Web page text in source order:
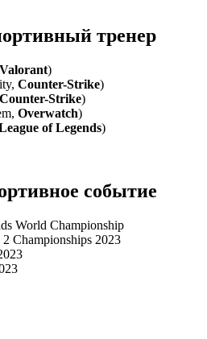
тренер
Valorant)
Counter-Strike)
Counter-Strike)
Overwatch)
of Legends)
событие
World Championship
Championships 2023